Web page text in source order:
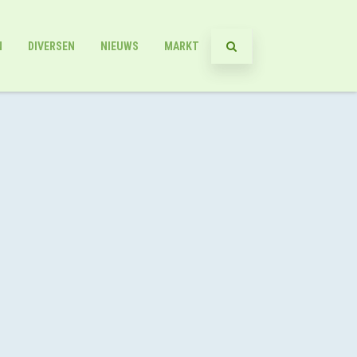
DIVERSEN NIEUWS MARKT